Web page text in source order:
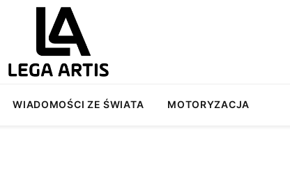
WIADOMOŚCI ZE ŚWIATA MOTORYZACJA